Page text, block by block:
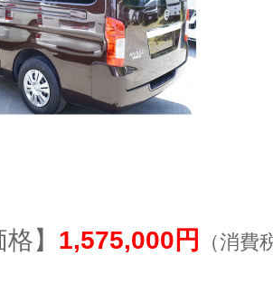
】 1,575,000円 （消費